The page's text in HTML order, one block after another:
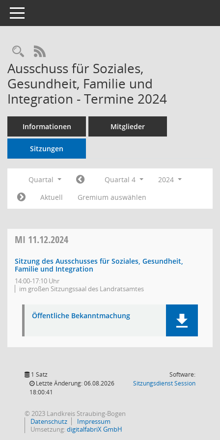
Toggle navigation
RSS-Feed
Ausschuss für Soziales,
Gesundheit, Familie und
Integration - Termine 2024
Informationen Mitglieder
Sitzungen
Quartal Quartal 4
2024
Aktuell
Gremium auswählen
MI 11.12.2024
Sitzung des Ausschusses für Soziales, Gesundheit,
Familie und Integration
14:00-17:10 Uhr
im großen Sitzungssaal des Landratsamtes
Öffentliche Bekanntmachung
1 Satz
Letzte Änderung: 06.08.2026
18:00:41
Software:
SitzungsdienstSession(Wird in
© 2023 Landkreis Straubing-Bogen
Datenschutz
Impressum
Umsetzung:digitalfabriX GmbH